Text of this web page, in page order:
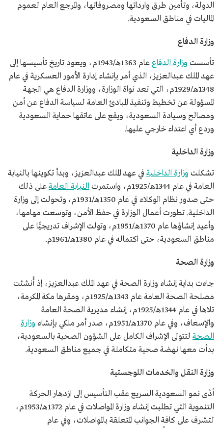
الدولة، وتأمين طرق وارداتها ومصروفاتها، والمرجع العام لعموم
الماليات في مناطق السعودية.
وزارة الدفاع
تأسست وزارة الدفاع
عام 1363هـ/1943م، ويعود تاريخ تأسيسها إلى
عهد الملك عبدالعزيز، الذي أمر بإنشاء إدارة الأمور العسكرية في عام
1348هـ/1929م، التي تعد نواة الوزارة، ووزارة الدفاع هي الجهة
المسؤولة عن تخطيط وتنفيذ المبادئ العامة لسياسة الدفاع عن أمن
ومصالح وسيادة السعودية، ويقع على عاتقها حماية السعودية
وردع أي اعتداء خارجي عليها.
وزارة الداخلية
تشكلت وزارة الداخلية في عهد الملك عبدالعزيز، وبدأ تكوينها بالنيابة
العامة في عام 1344هـ/1925م، واستمرت
النيابة العامةعلى ذلك
حتى صدور نظام الوكلاء في عام 1350هـ/1931م، وتحولت إلى وزارة
الداخلية. تطورت أعمال الوزارة في حفظ الأمن، وتوسعت مهامها،
وأعيد إنشاؤها عام 1370هـ/1951م، وتولت الإشراف تدريجيًّا على
مناطق السعودية، حتى اكتماله في عام 1380هـ/1961م.
وزارة الصحة
جاءت بداية إنشاء وزارة الصحة في عهد الملك عبدالعزيز، إذ أُنشئت
مصلحة الصحة العامة عام 1343هـ/1925م، ومقرها مكة المكرمة،
تلاها في عام 1344هـ/1925م، إنشاء مديرية الصحة العامة
والإسعاف، وفي عام 1370هـ/1951م، صدر أمر ملكي بإنشاء
وزارة
الصحة لتتولى الإشراف الكامل على الشؤون الصحية بالسعودية،
بدأت معها نهضة صحية متكاملة في جميع مناطق السعودية.​
وزارة النقل والخدمات اللوجستية
أدَّى نمو السعودية السريع عقب التأسيس إلى ازدهار الحركة
التنموية التي تطلبت إنشاء وزارة المواصلات في عام 1372هـ/1953م،
لتشرف على كافة الجوانب المتعلقة بالمواصلات، وفي عام